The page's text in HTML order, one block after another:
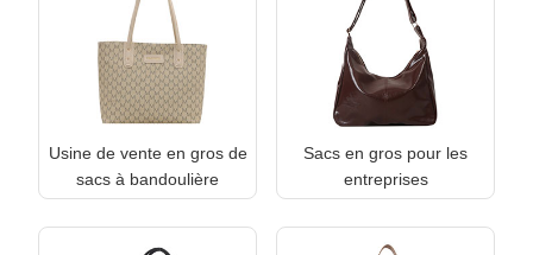
Usine de vente en gros de
sacs à bandoulière
Sacs en gros pour les
entreprises